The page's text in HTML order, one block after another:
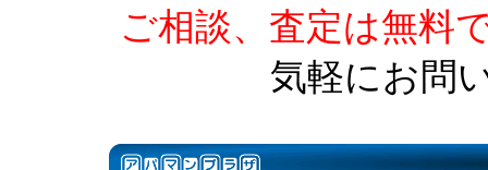
ご相談、査定は無料
気軽にお問